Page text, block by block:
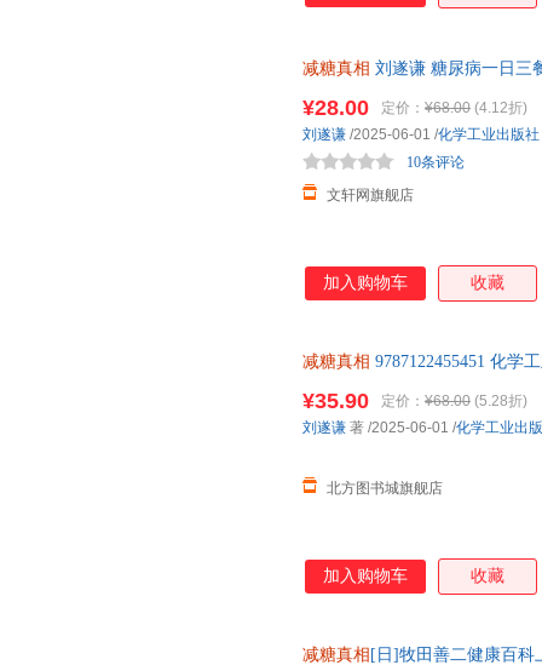
减糖真相 刘遂谦 糖尿病一日三
发货，85%城市次日达，团购
¥28.00 定价： ¥68.00 (4.12折)
文轩网旗舰店
10条评论
刘遂谦 /2025-06-01 /化学工业出版社
加入购物车 收藏
减糖真相 9787122455451 化学
¥35.90 定价： ¥68.00 (5.28折)
北方图书城旗舰店
刘遂谦 著 /2025-06-01 /化学工业出
加入购物车 收藏
减糖真相 [日]牧田善二健康百科